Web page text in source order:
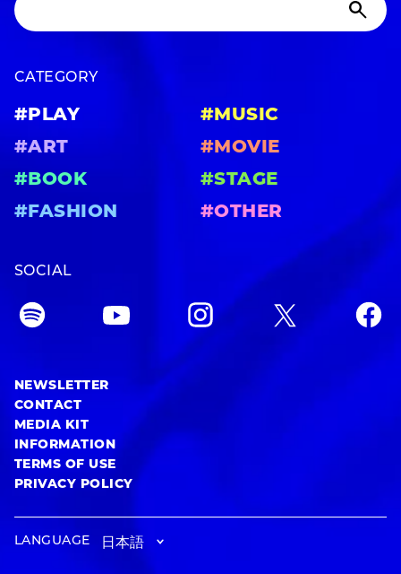
CATEGORY
#PLAY
#MUSIC
#ART
#MOVIE
#BOOK
#STAGE
#FASHION
#OTHER
SOCIAL
NEWSLETTER
CONTACT
MEDIA KIT
INFORMATION
TERMS OF USE
PRIVACY POLICY
LANGUAGE